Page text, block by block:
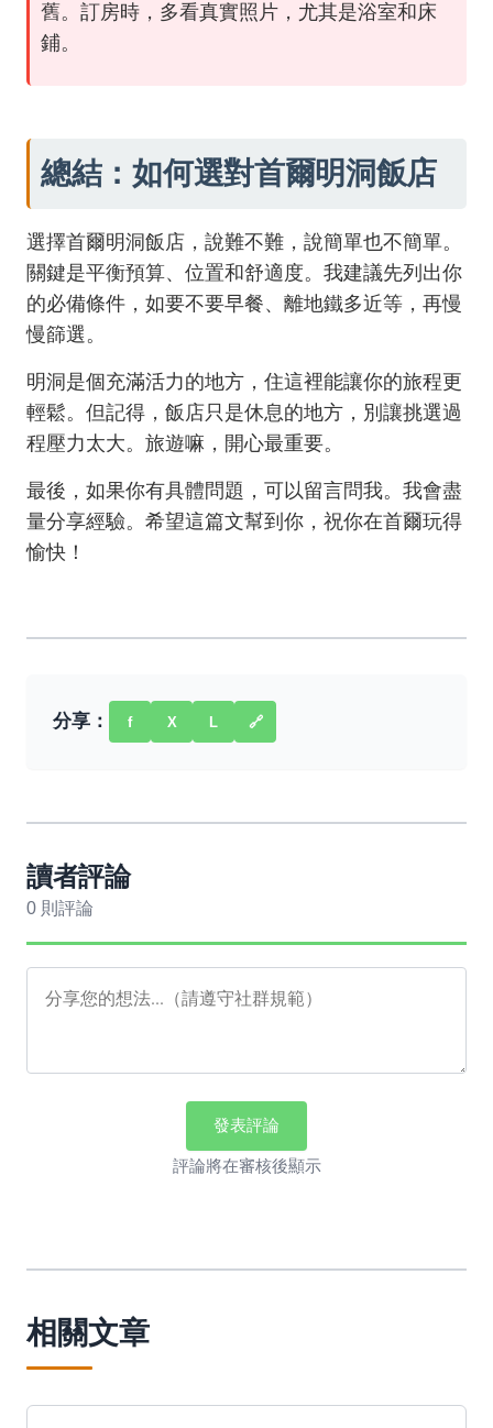
舊。訂房時，多看真實照片，尤其是浴室和床
鋪。
總結：如何選對首爾明洞飯店
選擇首爾明洞飯店，說難不難，說簡單也不簡單。
關鍵是平衡預算、位置和舒適度。我建議先列出你
的必備條件，如要不要早餐、離地鐵多近等，再慢
慢篩選。
明洞是個充滿活力的地方，住這裡能讓你的旅程更
輕鬆。但記得，飯店只是休息的地方，別讓挑選過
程壓力太大。旅遊嘛，開心最重要。
最後，如果你有具體問題，可以留言問我。我會盡
量分享經驗。希望這篇文幫到你，祝你在首爾玩得
愉快！
分享： f X L 🔗
讀者評論
0 則評論
發表評論
評論將在審核後顯示
相關文章